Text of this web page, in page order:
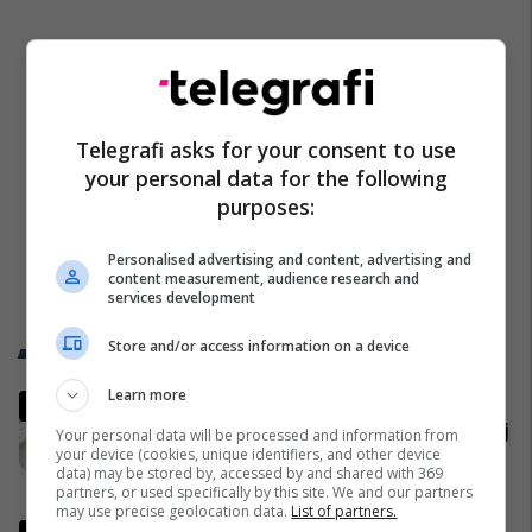
Trend Telegrafi
Policia kërkon ndihmën e
qytetarëve për identifikimin e këtij
të dyshuari
Kronika e Zezë
Telegrafi asks for your consent to use
your personal data for the following
purposes:
Personalised advertising and content, advertising and
content measurement, audience research and
services development
Store and/or access information on a device
Learn more
Your personal data will be processed and information from
your device (cookies, unique identifiers, and other device
data) may be stored by, accessed by and shared with 369
partners, or used specifically by this site. We and our partners
may use precise geolocation data. List of partners.